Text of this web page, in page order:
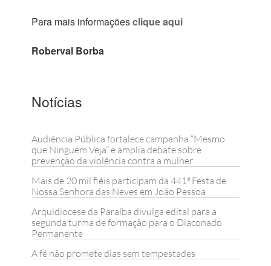
Para mais informaçõesclique aqui
Roberval Borba
Notícias
Audiência Pública fortalece campanha “Mesmo
que Ninguém Veja” e amplia debate sobre
prevenção da violência contra a mulher
Mais de 20 mil fiéis participam da 441ª Festa de
Nossa Senhora das Neves em João Pessoa
Arquidiocese da Paraíba divulga edital para a
segunda turma de formação para o Diaconado
Permanente
A fé não promete dias sem tempestades